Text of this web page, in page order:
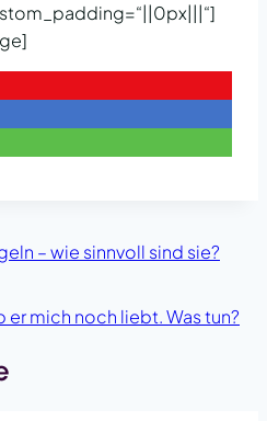
– wie sinnvoll sind sie?
er mich noch liebt. Was tun?